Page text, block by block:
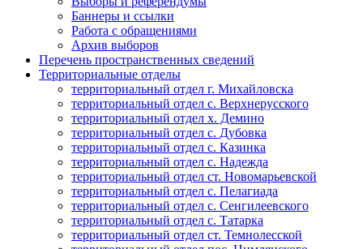
Баннеры и ссылки
Работа с обращениями
Архив выборов
Перечень пространственных сведений
Территориальные отделы
территориальный отдел г. Михайловска
территориальный отдел с. Верхнерусского
территориальный отдел х. Демино
территориальный отдел с. Дубовка
территориальный отдел с. Казинка
территориальный отдел с. Надежда
территориальный отдел ст. Новомарьевской
территориальный отдел с. Пелагиада
территориальный отдел с. Сенгилеевского
территориальный отдел с. Татарка
территориальный отдел ст. Темнолесской